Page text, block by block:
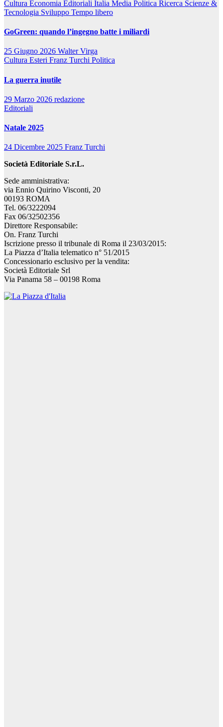
Cultura Economia Editoriali Italia Media Politica Ricerca Scienze &
Tecnologia Sviluppo Tempo libero
GoGreen: quando l’ingegno batte i miliardi
25 Giugno 2026 Walter Virga
Cultura Esteri Franz Turchi Politica
La guerra inutile
29 Marzo 2026 redazione
Editoriali
Natale 2025
24 Dicembre 2025 Franz Turchi
Società Editoriale S.r.L.
Sede amministrativa:
via Ennio Quirino Visconti, 20
00193 ROMA
Tel. 06/3222094
Fax 06/32502356
Direttore Responsabile:
On. Franz Turchi
Iscrizione presso il tribunale di Roma il 23/03/2015:
La Piazza d’Italia telematico n° 51/2015
Concessionario esclusivo per la vendita:
Società Editoriale Srl
Via Panama 58 – 00198 Roma